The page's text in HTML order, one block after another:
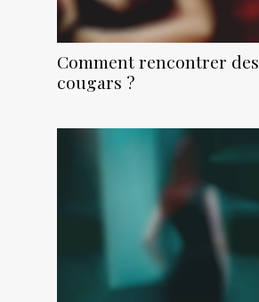
Comment rencontrer des
cougars ?